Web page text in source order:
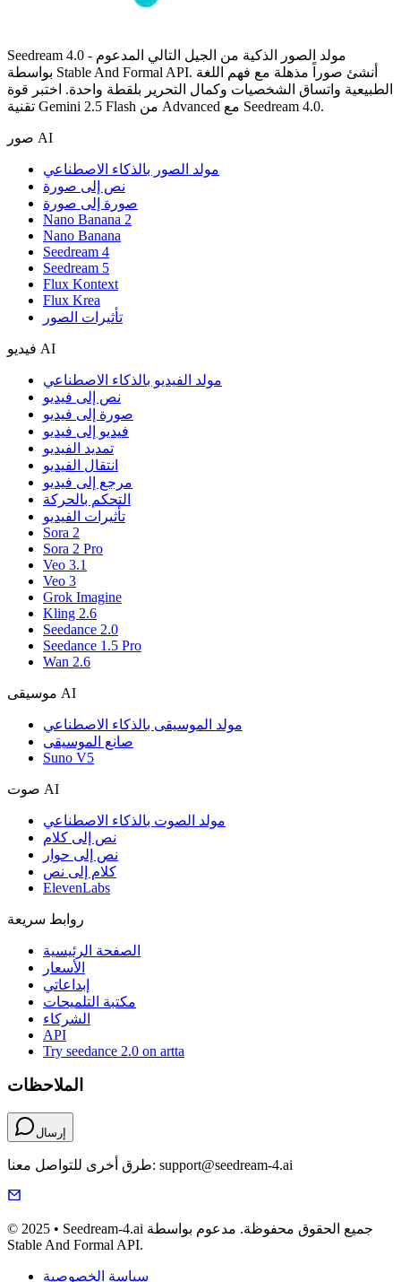
Seedream 4.0 - مولد الصور الذكية من الجيل التالي المدعوم
بواسطة Stable And Formal API. أنشئ صوراً مذهلة مع فهم اللغة
الطبيعية واتساق الشخصيات وكمال التحرير بلقطة واحدة. اختبر قوة
تقنية Gemini 2.5 Flash من Advanced مع Seedream 4.0.
صور AI
مولد الصور بالذكاء الاصطناعي
نص إلى صورة
صورة إلى صورة
Nano Banana 2
Nano Banana
Seedream 4
Seedream 5
Flux Kontext
Flux Krea
تأثيرات الصور
فيديو AI
مولد الفيديو بالذكاء الاصطناعي
نص إلى فيديو
صورة إلى فيديو
فيديو إلى فيديو
تمديد الفيديو
انتقال الفيديو
مرجع إلى فيديو
التحكم بالحركة
تأثيرات الفيديو
Sora 2
Sora 2 Pro
Veo 3.1
Veo 3
Grok Imagine
Kling 2.6
Seedance 2.0
Seedance 1.5 Pro
Wan 2.6
موسيقى AI
مولد الموسيقى بالذكاء الاصطناعي
صانع الموسيقى
Suno V5
صوت AI
مولد الصوت بالذكاء الاصطناعي
نص إلى كلام
نص إلى حوار
كلام إلى نص
ElevenLabs
روابط سريعة
الصفحة الرئيسية
الأسعار
إبداعاتي
مكتبة التلميحات
الشركاء
API
Try seedance 2.0 on artta
الملاحظات
إرسال
طرق أخرى للتواصل معنا: support@seedream-4.ai
© 2025 • Seedream-4.ai جميع الحقوق محفوظة. مدعوم بواسطة
Stable And Formal API.
سياسة الخصوصية